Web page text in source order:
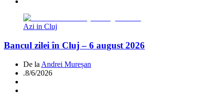
Azi in Cluj
Bancul zilei în Cluj – 6 august 2026
De la Andrei Mureșan
.8/6/2026